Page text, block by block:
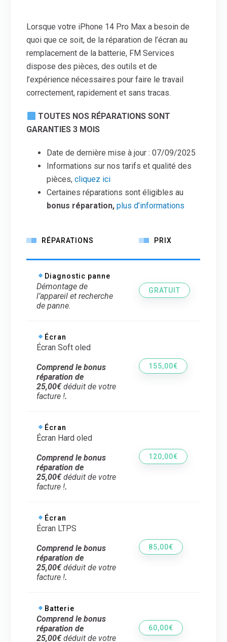
Lorsque votre iPhone 14 Pro Max a besoin de
quoi que ce soit, de la réparation de l’écran au
remplacement de la batterie, FM Services
dispose des pièces, des outils et de
l’expérience nécessaires pour faire le travail
correctement, rapidement et sans tracas.
TOUTES NOS RÉPARATIONS SONT
GARANTIES 3 MOIS
Date de dernière mise à jour : 07/09/2025
Informations sur nos tarifs et qualité des
pièces,cliquez ici
Certaines réparations sont éligibles au
bonus réparation, plus d’informations
RÉPARATIONS PRIX
Diagnostic panne
Démontage de
l’appareil et recherche
de panne.
GRATUIT
Écran
Écran Soft oled
Comprend le bonus
réparation de
25,00€déduit de votre
facture !.
155,00€
Écran
Écran Hard oled
Comprend le bonus
réparation de
25,00€déduit de votre
facture !.
120,00€
Écran
Écran LTPS
Comprend le bonus
réparation de
25,00€déduit de votre
facture !.
85,00€
Batterie
Comprend le bonus
réparation de
25,00€déduit de votre
60,00€